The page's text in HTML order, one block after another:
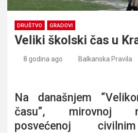
DRUŠTVO GRADOVI
Veliki školski čas u
8 godina ago Balkanska Pravila
Na današnjem
času”, mirovnoj
posvećenoj